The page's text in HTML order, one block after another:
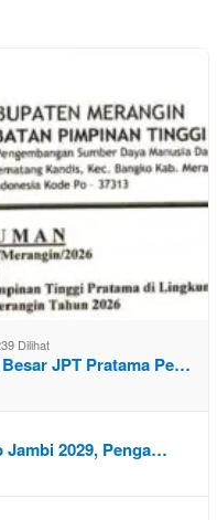
Dilihat
JPT Pratama Pe…
2029, Penga…